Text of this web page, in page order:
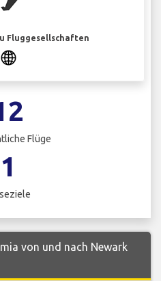
Fluggesellschaften
Flüge
1
von und nach Newark